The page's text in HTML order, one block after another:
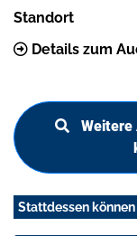
Standort
Details zum
Weitere
Stattdessen